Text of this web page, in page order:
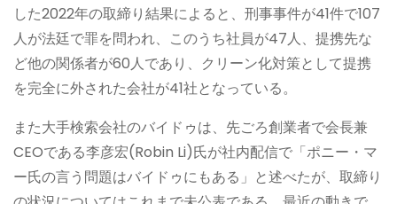
した2022年の取締り結果によると、刑事事件が41件で107
人が法廷で罪を問われ、このうち社員が47人、提携先な
ど他の関係者が60人であり、クリーン化対策として提携
を完全に外された会社が41社となっている。
また大手検索会社のバイドゥは、先ごろ創業者で会長兼
CEOである李彦宏(Robin Li)氏が社内配信で「ポニー・マ
ー氏の言う問題はバイドゥにもある」と述べたが、取締り